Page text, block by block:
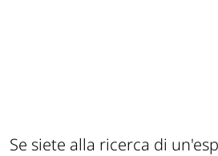
Se siete alla ricerca di